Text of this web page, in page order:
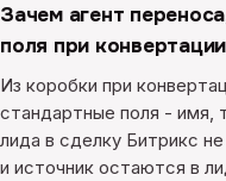
Зачем агент
поля при
Из коробки при
стандартные поля - имя,
лида в сделку Битрикс
и источник остаются в